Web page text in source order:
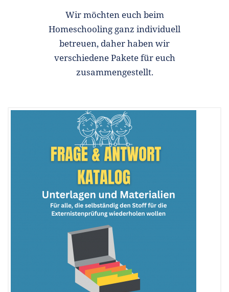
Wir möchten euch beim
Homeschooling ganz individuell
betreuen, daher haben wir
verschiedene Pakete für euch
zusammengestellt.